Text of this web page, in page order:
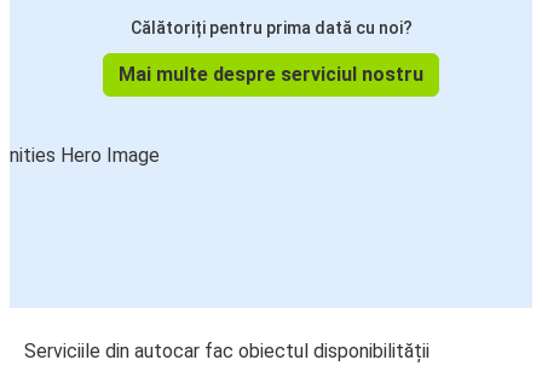
Călătoriți pentru prima dată cu noi?
Mai multe despre serviciul nostru
Serviciile din autocar fac obiectul disponibilității